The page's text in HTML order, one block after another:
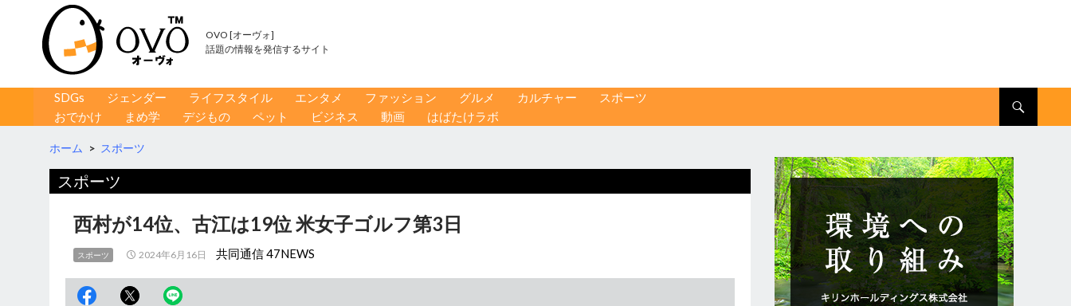
OVO [オーヴォ]
話題の情報を発信するサイト
コンテンツへ移動
SDGs ジェンダー ライフスタイル エンタメ ファッション グルメ カルチャー
スポーツ
おでかけ
まめ学 デジもの ペット ビジネス 動画 はばたけラボ
ホーム > スポーツ
スポーツ
西村が14位、古江は19位 米女子ゴルフ第3日
スポーツ 2024年6月16日 共同通信 47NEWS